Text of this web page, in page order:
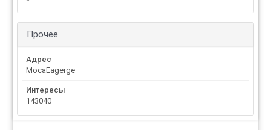
Прочее
Адрес
MocaEagerge
Интересы
143040